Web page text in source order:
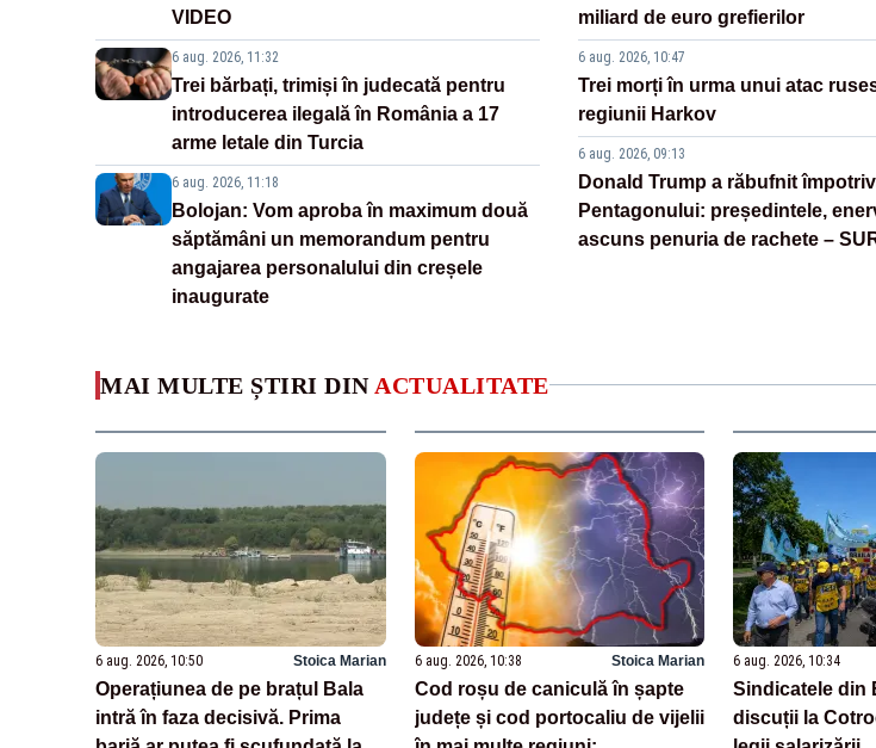
VIDEO
6 aug. 2026, 11:32
Trei bărbați, trimiși în judecată pentru
introducerea ilegală în România a 17
arme letale din Turcia
6 aug. 2026, 11:18
Bolojan: Vom aproba în maximum două
săptămâni un memorandum pentru
angajarea personalului din creșele
inaugurate
miliard de euro grefierilor
6 aug. 2026, 10:47
Trei morți în urma unui atac
regiunii Harkov
6 aug. 2026, 09:13
Donald Trump a răbufnit
Pentagonului: președintele,
ascuns penuria de rachete –
MAI MULTE ȘTIRI DIN ACTUALITATE
6 aug. 2026, 10:50 Stoica Marian
Operațiunea de pe brațul Bala
intră în faza decisivă. Prima
6 aug. 2026, 10:38 Stoica Marian
Cod roșu de caniculă în șapte
județe și cod portocaliu de vijelii
6 aug. 2026, 10:34
Sindicatele din
discuții la